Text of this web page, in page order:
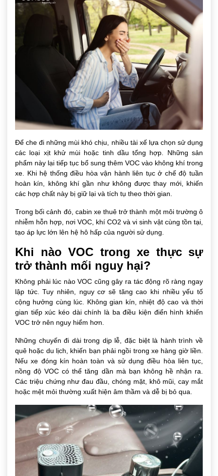
Để che đi những mùi khó chịu, nhiều tài xế lựa chọn sử dụng
các loại xịt khử mùi hoặc tinh dầu tổng hợp. Những sản
phẩm này lại tiếp tục bổ sung thêm VOC vào không khí trong
xe. Khi hệ thống điều hòa vận hành liên tục ở chế độ tuần
hoàn kín, không khí gần như không được thay mới, khiến
các hợp chất này bị giữ lại và tích tụ theo thời gian.
Trong bối cảnh đó, cabin xe thuê trở thành một môi trường ô
nhiễm hỗn hợp, nơi VOC, khí CO2 và vi sinh vật cùng tồn tại,
tạo áp lực lớn lên hệ hô hấp của người sử dụng.
Khi nào VOC trong xe thực sự
trở thành mối nguy hại?
Không phải lúc nào VOC cũng gây ra tác động rõ ràng ngay
lập tức. Tuy nhiên, nguy cơ sẽ tăng cao khi nhiều yếu tố
cộng hưởng cùng lúc. Không gian kín, nhiệt độ cao và thời
gian tiếp xúc kéo dài chính là ba điều kiện điển hình khiến
VOC trở nên nguy hiểm hơn.
Những chuyến đi dài trong dịp lễ, đặc biệt là hành trình về
quê hoặc du lịch, khiến bạn phải ngồi trong xe hàng giờ liền.
Nếu xe đóng kín hoàn toàn và sử dụng điều hòa liên tục,
nồng độ VOC có thể tăng dần mà bạn không hề nhận ra.
Các triệu chứng như đau đầu, chóng mặt, khô mũi, cay mắt
hoặc mệt mỏi thường xuất hiện âm thầm và dễ bị bỏ qua.